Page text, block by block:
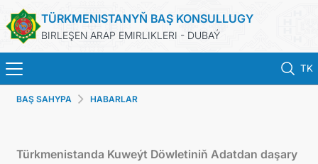
TÜRKMENISTANYŇ BAŞ KONSULLUGY
BIRLEŞEN ARAP EMIRLIKLERI - DUBAÝ
TK
BAŞ SAHYPA
BAŞ SAHYPA HABARLAR
Türkmenistanda Kuweýt Döwletiniň Adatdan daşary